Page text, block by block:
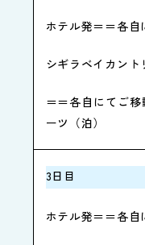
ホテル発＝＝各
シギラベイカント
＝＝各自にてご
ーツ（泊）
3日目
ホテル発＝＝各